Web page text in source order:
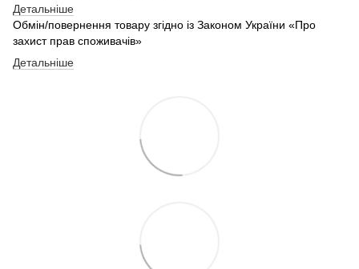
Детальніше
Обмін/повернення товару згідно із Законом України «Про
захист прав споживачів»
Детальніше